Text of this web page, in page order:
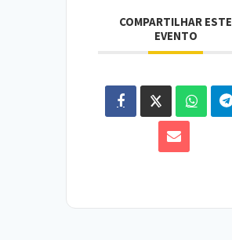
COMPARTILHAR ESTE
EVENTO